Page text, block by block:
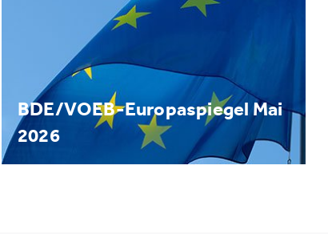
BDE/VOEB-Europaspiegel Mai
2026